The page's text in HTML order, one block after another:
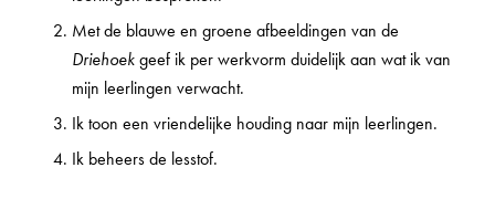
Met de blauwe en groene afbeeldingen van de
Driehoekgeef ik per werkvorm duidelijk aan wat ik van
mijn leerlingen verwacht.
Ik toon een vriendelijke houding naar mijn leerlingen.
Ik beheers de lesstof.